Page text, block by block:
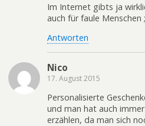
Im Internet gibts ja
auch für faule Menschen
Antworten
Nico
17. August 2015
Personalisierte
und man hat auch
erzählen, da man sich